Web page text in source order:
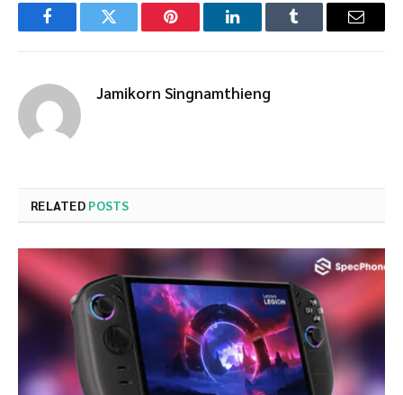
FacebookTwitter Pinterest LinkedInTumblr Email
Jamikorn Singnamthieng
RELATED POSTS